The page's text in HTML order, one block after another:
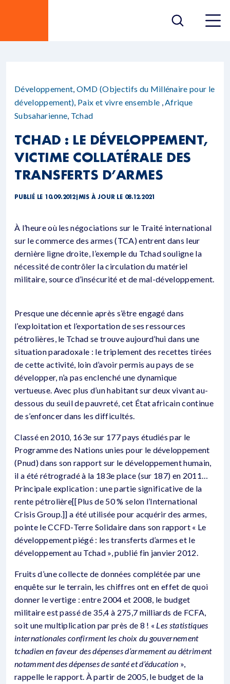
Développement, OMD (Objectifs du Millénaire pour le
développement), Paix et vivre ensemble ,Afrique
Subsaharienne, Tchad
TCHAD : LE DÉVELOPPEMENT,
VICTIME COLLATÉRALE DES
TRANSFERTS D’ARMES
PUBLIÉ LE 10.09.2012| MIS À JOUR LE 08.12.2021
À l’heure où les négociations sur le Traité international
sur le commerce des armes (TCA) entrent dans leur
dernière ligne droite, l’exemple du Tchad souligne la
nécessité de contrôler la circulation du matériel
militaire, source d’insécurité et de mal-développement.
Presque une décennie après s’être engagé dans
l’exploitation et l’exportation de ses ressources
pétrolières, le Tchad se trouve aujourd’hui dans une
situation paradoxale : le triplement des recettes tirées
de cette activité, loin d’avoir permis au pays de se
développer, n’a pas enclenché une dynamique
vertueuse. Avec plus d’un habitant sur deux vivant au-
dessous du seuil de pauvreté, cet État africain continue
de s’enfoncer dans les difficultés.
Classé en 2010, 163e sur 177 pays étudiés par le
Programme des Nations unies pour le développement
(Pnud) dans son rapport sur le développement humain,
il a été rétrogradé à la 183e place (sur 187) en 2011…
Principale explication : une partie significative de la
rente pétrolière[[Plus de 50 % selon l’International
Crisis Group.]] a été utilisée pour acquérir des armes,
pointe le CCFD-Terre Solidaire dans son rapport « Le
développement piégé : les transferts d’armes et le
développement au Tchad », publié fin janvier 2012.
Fruits d’une collecte de données complétée par une
enquête sur le terrain, les chiffres ont en effet de quoi
donner le vertige : entre 2004 et 2008, le budget
militaire est passé de 35,4 à 275,7 milliards de FCFA,
soit une multiplication par près de 8 ! « Les statistiques
internationales confirment les choix du gouvernement
tchadien en faveur des dépenses d’armement au détriment
notamment des dépenses de santé et d’éducation »,
rappelle le rapport. À partir de 2005, le budget de la